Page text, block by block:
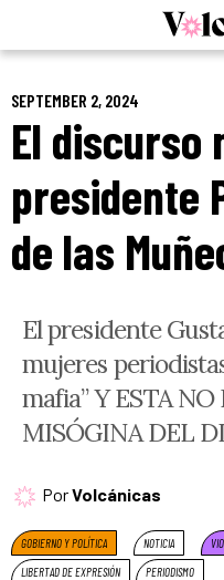
SEPTEMBER 2, 2024
El discurso
presidente
de las
El presidente
mujeres
mafia” Y ESTA
MISÓGINA DEL
PorVolcánicas
GOBIERNO Y POLÍTICA NOTICIA
LIBERTAD DE EXPRESIÓN
PERIODISMO